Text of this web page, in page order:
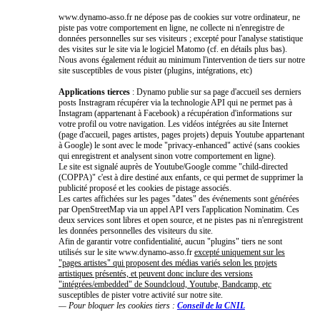
www.dynamo-asso.fr ne dépose pas de cookies sur votre ordinateur, ne
piste pas votre comportement en ligne, ne collecte ni n'enregistre de
données personnelles sur ses visiteurs ; excepté pour l'analyse statistique
des visites sur le site via le logiciel Matomo (cf. en détails plus bas).
Nous avons également réduit au minimum l'intervention de tiers sur notre
site susceptibles de vous pister (plugins, intégrations, etc)
Applications tierces : Dynamo publie sur sa page d'accueil ses derniers
posts Instragram récupérer via la technologie API qui ne permet pas à
Instagram (appartenant à Facebook) a récupération d'informations sur
votre profil ou votre navigation. Les vidéos intégrées au site Internet
(page d'accueil, pages artistes, pages projets) depuis Youtube appartenant
à Google) le sont avec le mode "privacy-enhanced" activé (sans cookies
qui enregistrent et analysent sinon votre comportement en ligne).
Le site est signalé auprès de Youtube/Google comme "child-directed
(COPPA)" c'est à dire destiné aux enfants, ce qui permet de supprimer la
publicité proposé et les cookies de pistage associés.
Les cartes affichées sur les pages "dates" des événements sont générées
par OpenStreetMap via un appel API vers l'application Nominatim. Ces
deux services sont libres et open source, et ne pistes pas ni n'enregistrent
les données personnelles des visiteurs du site.
Afin de garantir votre confidentialité, aucun "plugins" tiers ne sont
utilisés sur le site www.dynamo-asso.fr excepté uniquement sur les
"pages artistes" qui proposent des médias variés selon les projets
artistiques présentés, et peuvent donc inclure des versions
"intégrées/embedded" de Soundcloud, Youtube, Bandcamp, etc
susceptibles de pister votre activité sur notre site.
— Pour bloquer les cookies tiers : Conseil de la CNIL